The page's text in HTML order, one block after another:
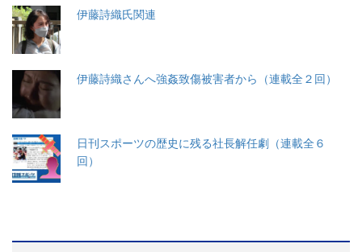
伊藤詩織氏関連
伊藤詩織さんへ強姦致傷被害者から（連載全２回）
日刊スポーツの歴史に残る社長解任劇（連載全６
回）